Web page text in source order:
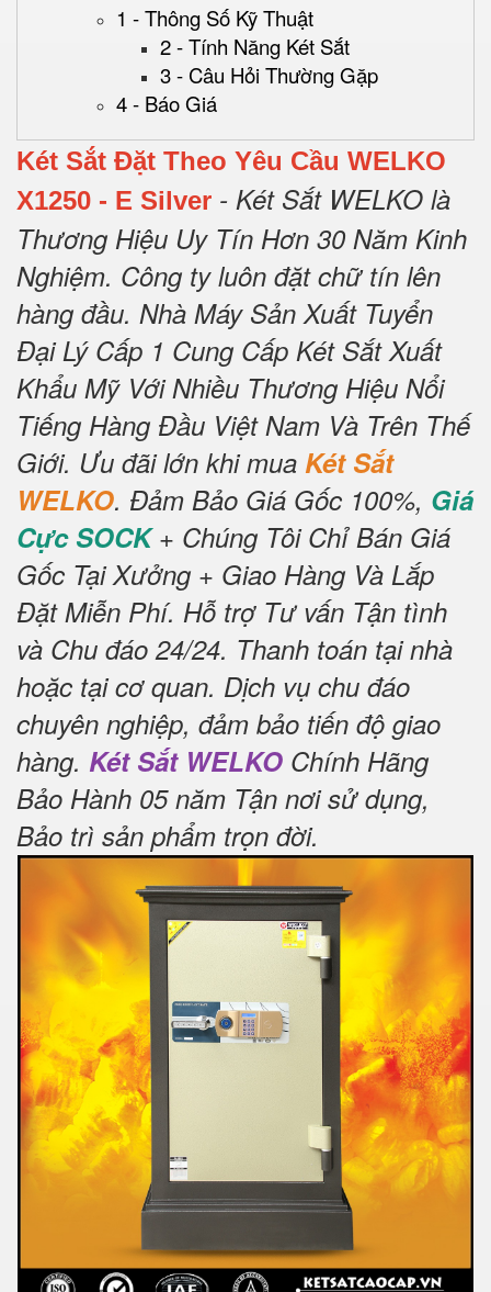
1 - Thông Số Kỹ Thuật
2 - Tính Năng Két Sắt
3 - Câu Hỏi Thường Gặp
4 - Báo Giá
Két Sắt Đặt Theo Yêu Cầu WELKO
X1250 - E Silver - Két Sắt WELKO là
Thương Hiệu Uy Tín Hơn 30 Năm Kinh
Nghiệm. Công ty luôn đặt chữ tín lên
hàng đầu. Nhà Máy Sản Xuất Tuyển
Đại Lý Cấp 1 Cung Cấp Két Sắt Xuất
Khẩu Mỹ Với Nhiều Thương Hiệu Nổi
Tiếng Hàng Đầu Việt Nam Và Trên Thế
Giới. Ưu đãi lớn khi mua Két Sắt
WELKO. Đảm Bảo Giá Gốc 100%, Giá
Cực SOCK+ Chúng Tôi Chỉ Bán Giá
Gốc Tại Xưởng + Giao Hàng Và Lắp
Đặt Miễn Phí. Hỗ trợ Tư vấn Tận tình
và Chu đáo 24/24. Thanh toán tại nhà
hoặc tại cơ quan. Dịch vụ chu đáo
chuyên nghiệp, đảm bảo tiến độ giao
hàng. Két Sắt WELKO Chính Hãng
Bảo Hành 05 năm Tận nơi sử dụng,
Bảo trì sản phẩm trọn đời.